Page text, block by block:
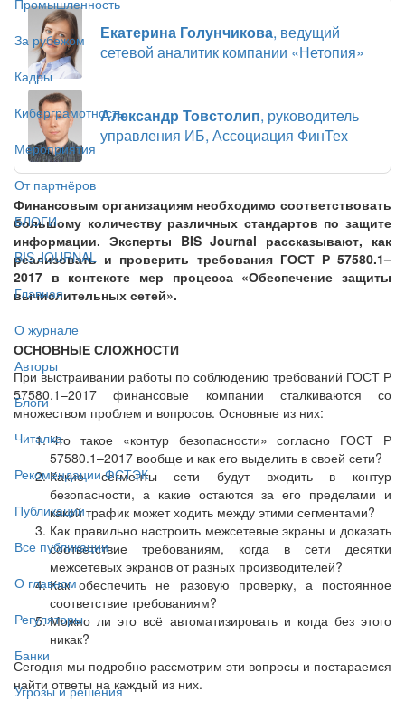
Промышленность
За рубежом
Кадры
Киберграмотность
Мероприятия
От партнёров
БЛОГИ
BIS JOURNAL
Главная
О журнале
Авторы
Блоги
Читалка
Рекомендации ФСТЭК
Публикации
Все публикации
О главном
Регуляторы
Банки
Угрозы и решения
Екатерина Голунчикова, ведущий
сетевой аналитик компании «Нетопия»
Александр Товстолип, руководитель
управления ИБ, Ассоциация ФинТех
Финансовым организациям необходимо соответствовать
большому количеству различных стандартов по защите
информации. Эксперты BIS Journal рассказывают, как
реализовать и проверить требования ГОСТ Р 57580.1–
2017 в контексте мер процесса «Обеспечение защиты
вычислительных сетей».
ОСНОВНЫЕ СЛОЖНОСТИ
При выстраивании работы по соблюдению требований ГОСТ Р
57580.1–2017 финансовые компании сталкиваются со
множеством проблем и вопросов. Основные из них:
Что такое «контур безопасности» согласно ГОСТ Р
57580.1–2017 вообще и как его выделить в своей сети?
Какие сегменты сети будут входить в контур
безопасности, а какие остаются за его пределами и
какой трафик может ходить между этими сегментами?
Как правильно настроить межсетевые экраны и доказать
соответствие требованиям, когда в сети десятки
межсетевых экранов от разных производителей?
Как обеспечить не разовую проверку, а постоянное
соответствие требованиям?
Можно ли это всё автоматизировать и когда без этого
никак?
Сегодня мы подробно рассмотрим эти вопросы и постараемся
найти ответы на каждый из них.